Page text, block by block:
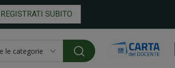
REGISTRATI SUBITO
le categorie